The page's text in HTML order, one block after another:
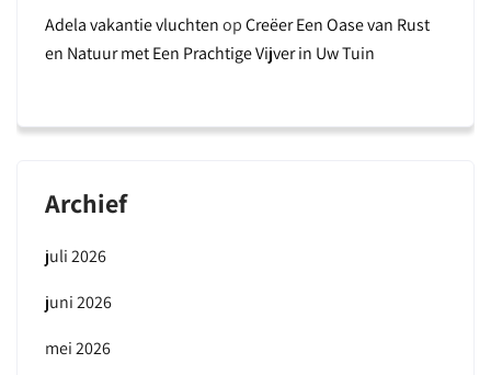
Adela vakantie vluchtenopCreëer Een Oase van Rust
en Natuur met Een Prachtige Vijver in Uw Tuin
Archief
juli 2026
juni 2026
mei 2026